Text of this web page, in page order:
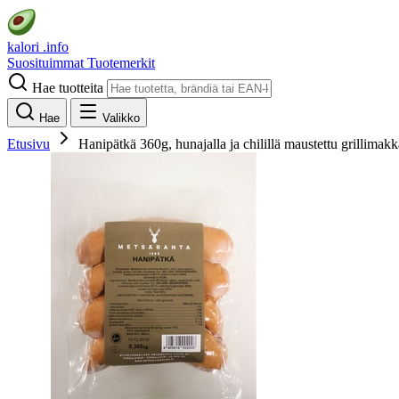
kalori .info
Suosituimmat Tuotemerkit
Hae tuotteita
Hae Valikko
Etusivu Hanipätkä 360g, hunajalla ja chilillä maustettu